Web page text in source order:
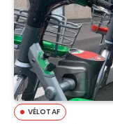
VÉLOTAF